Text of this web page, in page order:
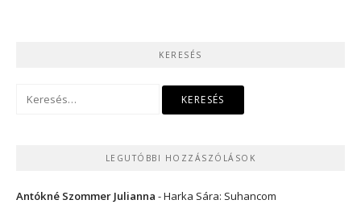
KERESÉS
LEGUTÓBBI HOZZÁSZÓLÁSOK
Antókné Szommer Julianna -Harka Sára: Suhancom